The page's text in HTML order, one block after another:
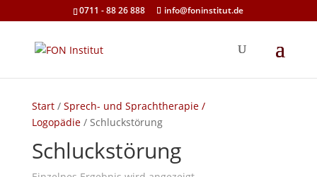
0711 - 88 26 888 info@foninstitut.de
Start/ Sprech- und Sprachtherapie /
Logopädie/ Schluckstörung
Schluckstörung